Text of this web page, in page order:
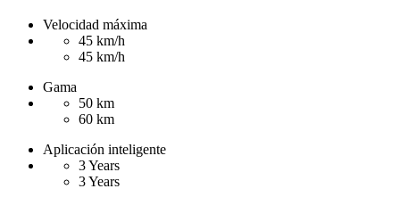
Velocidad máxima
45 km/h
45 km/h
Gama
50 km
60 km
Aplicación inteligente
3 Years
3 Years